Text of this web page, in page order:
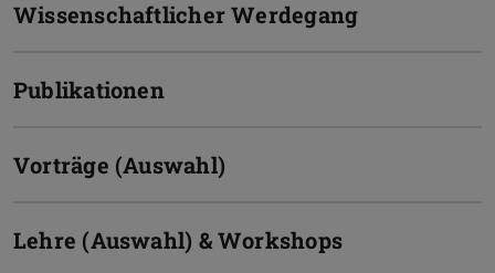
Wissenschaftlicher Werdegang
Publikationen
Vorträge (Auswahl)
Lehre (Auswahl) & Workshops